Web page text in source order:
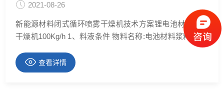
2021-08-26
新能源材料闭式循环喷雾干燥机技术方案锂电池材料喷雾
干燥机100Kg/h 1、料液条件 物料名称:电池材料浆料 初水
分:65~70% 终水分:≤2% 产量: 100Kg/h 料液温度:常温 2、
工艺条件 雾化方式:离心式雾滴 与热空气接触方式:并流式
热源和加热方式:蒸汽加热+电加热补偿 进风温
查看详情